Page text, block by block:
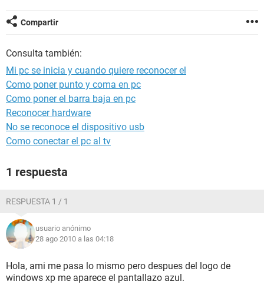
Compartir
Consulta también:
Mi pc se inicia y cuando quiere reconocer el
Como poner punto y coma en pc
Como poner el barra baja en pc
Reconocer hardware
No se reconoce el dispositivo usb
Como conectar el pc al tv
1 respuesta
RESPUESTA 1 / 1
usuario anónimo
28 ago 2010 a las 04:18
Hola, ami me pasa lo mismo pero despues del logo de
windows xp me aparece el pantallazo azul.